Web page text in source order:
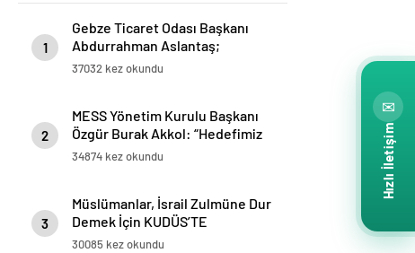
1
Gebze Ticaret Odası Başkanı
Abdurrahman Aslantaş;
“Gebze’nin en büyük şansı
olması. Yabancı sermaye,
networklarıyla ve know-
hows’ları ile Gebze’yi ticarette,
37032 kez okundu
2
MESS Yönetim Kurulu Başkanı
Özgür Burak Akkol: “Hedefimiz
işçi sendikaları ile iş birliği
34874 kez okundu
3
Müslümanlar, İsrail Zulmüne Dur
Demek İçin KUDÜS’TE
BULUŞMAK ÜZERE ahitleşiyor…
30085 kez okundu
✉
Hızlı İletişim